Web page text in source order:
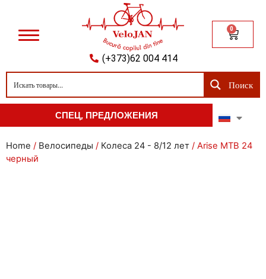
(+373)62 004 414
0
Поиск
СПЕЦ, ПРЕДЛОЖЕНИЯ
Home / Велосипеды / Колеса 24 - 8/12 лет / Arise MTB 24
черный